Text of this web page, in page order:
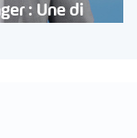
: Une di